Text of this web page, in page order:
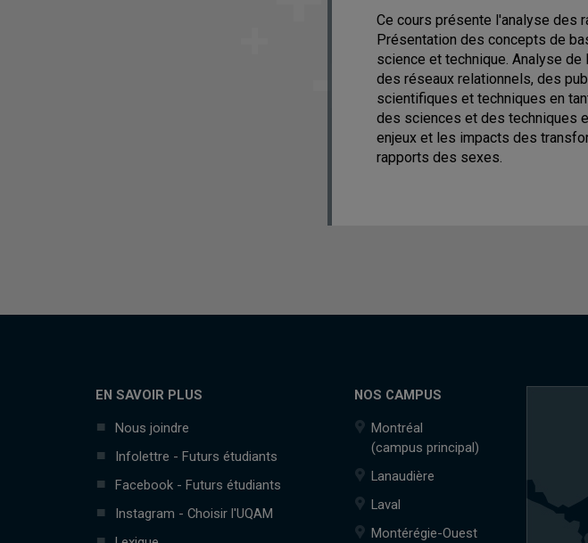
Ce cours présente l'analyse des
Présentation des concepts de
science et technique. Analyse
des réseaux relationnels, des
scientifiques et techniques en
des sciences et des techniques
enjeux et les impacts des
rapports des sexes.
EN SAVOIR PLUS
Nous joindre
Infolettre - Futurs étudiants
Facebook - Futurs étudiants
Instagram - Choisir l'UQAM
NOS CAMPUS
Montréal
(campus principal)
Lanaudière
Laval
Montérégie-Ouest